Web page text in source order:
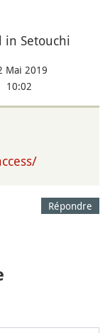
in Setouchi
Mai 2019
10:02
Répondre